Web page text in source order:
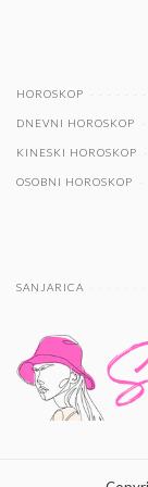
HOROSKOP
DNEVNI HOROSKOP
KINESKI HOROSKOP
OSOBNI HOROSKOP
SANJARICA